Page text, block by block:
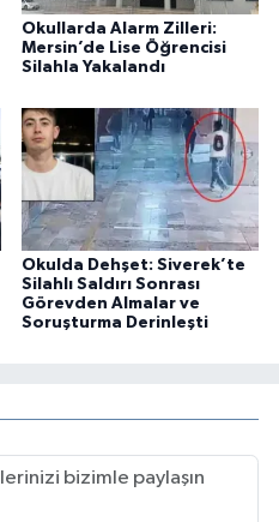
Okullarda Alarm Zilleri:
Mersin’de Lise Öğrencisi
Silahla Yakalandı
Okulda Dehşet: Siverek’te
Silahlı Saldırı Sonrası
Görevden Almalar ve
Soruşturma Derinleşti